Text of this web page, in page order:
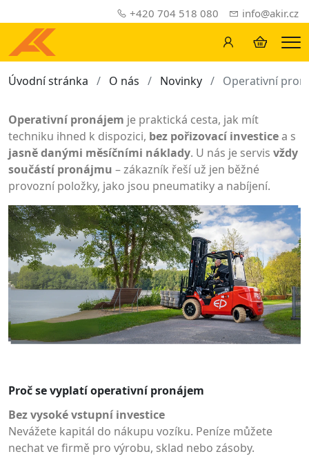
+420 704 518 080 info@akir.cz
Úvodní stránka O nás Novinky Operativní
Operativní pronájem je praktická cesta, jak mít
techniku ihned k dispozici, bez pořizovací investicea s
jasně danými měsíčními náklady. U nás je servis vždy
součástí pronájmu – zákazník řeší už jen běžné
provozní položky, jako jsou pneumatiky a nabíjení.
Proč se vyplatí operativní pronájem
Bez vysoké vstupní investice
Nevážete kapitál do nákupu vozíku. Peníze můžete
nechat ve firmě pro výrobu, sklad nebo zásoby.